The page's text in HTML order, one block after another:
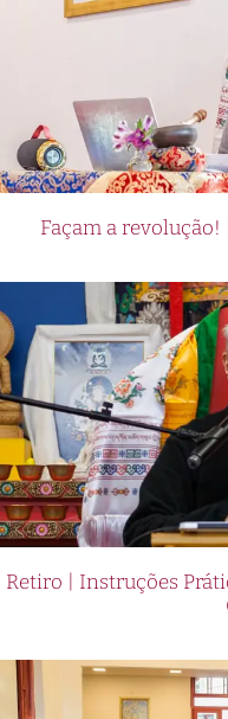
Façam a
Retiro | Instruções